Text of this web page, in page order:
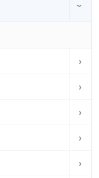
›
›
›
›
›
›